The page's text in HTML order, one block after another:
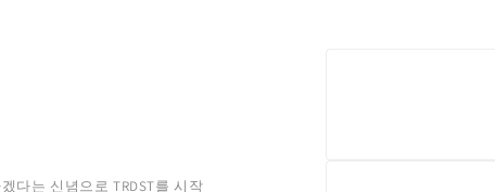
다는 신념으로 TRDST를 시작